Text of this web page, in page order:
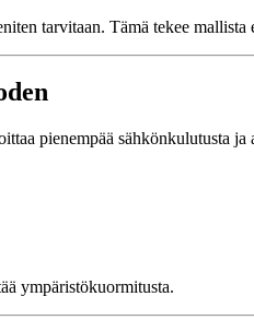
tarvitaan. Tämä tekee
pienempää sähkönkulutusta
ympäristökuormitusta.